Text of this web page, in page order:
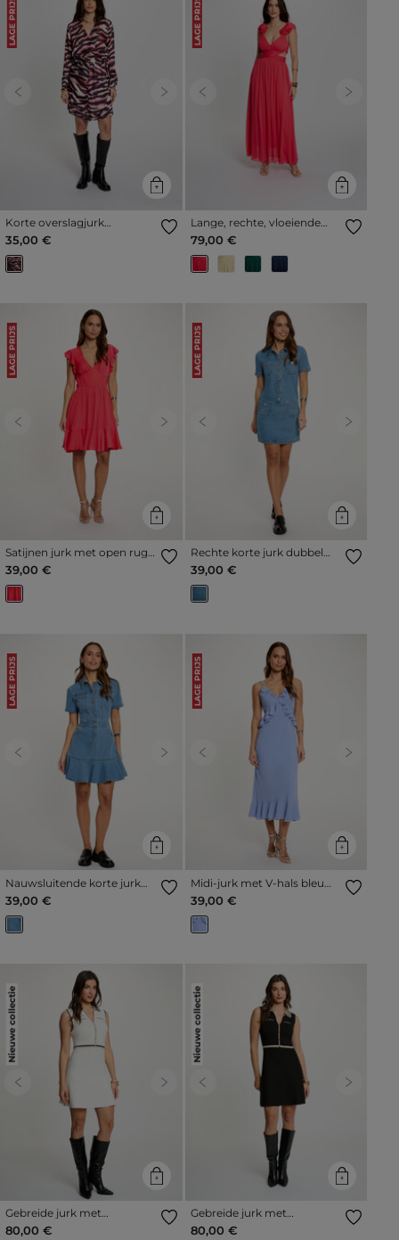
LAGE PRIJS
Previous Next
Korte overslagjurk
meerkleurig vrouw
35,00 €
LAGE PRIJS
Previous Next
Lange, rechte, vloeiende
jurk koraalrood vrouw
79,00 €
LAGE PRIJS
Previous Next
Satijnen jurk met open rug
koraalrood vrouw
39,00 €
LAGE PRIJS
Previous Next
Rechte korte jurk dubbel
stone washed denim vrouw
39,00 €
LAGE PRIJS
Previous Next
Nauwsluitende korte jurk
stone washed denim vrouw
39,00 €
LAGE PRIJS
Previous Next
Midi-jurk met V-hals bleu
vrouw
39,00 €
Nieuwe collectie
Previous Next
Gebreide jurk met
omgeslagen kraag helder
wit vrouw
80,00 €
Nieuwe collectie
Previous Next
Gebreide jurk met
omgeslagen kraag zwart
vrouw
80,00 €